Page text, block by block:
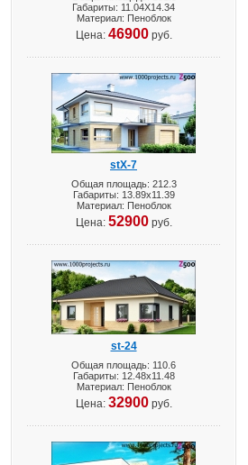
Габариты: 11.04X14.34
Материал: Пеноблок
Цена: 46900руб.
stX-7
Общая площадь: 212.3
Габариты: 13.89х11.39
Материал: Пеноблок
Цена: 52900руб.
st-24
Общая площадь: 110.6
Габариты: 12.48х11.48
Материал: Пеноблок
Цена: 32900руб.